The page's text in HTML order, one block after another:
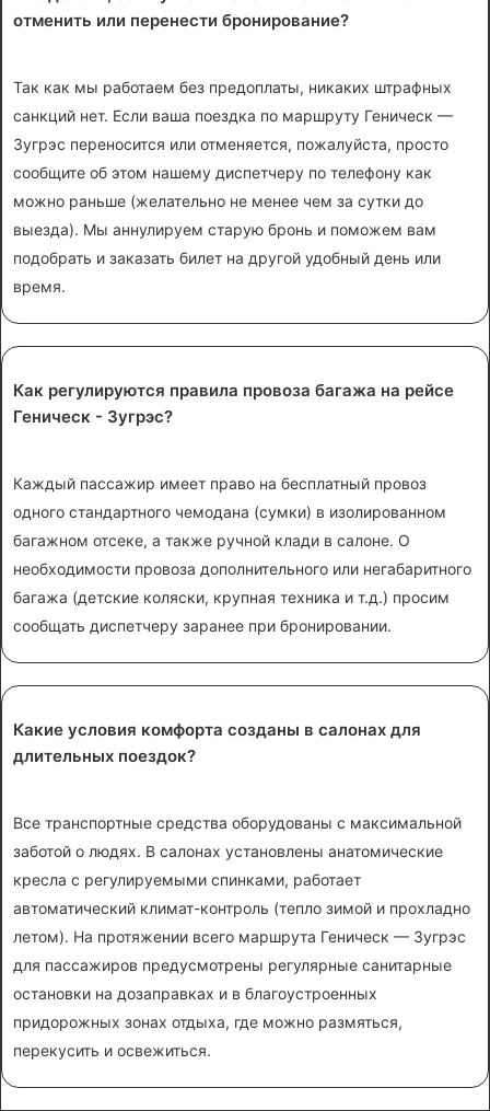
отменить или перенести бронирование?
Так как мы работаем без предоплаты, никаких штрафных
санкций нет. Если ваша поездка по маршруту Геническ —
Зугрэс переносится или отменяется, пожалуйста, просто
сообщите об этом нашему диспетчеру по телефону как
можно раньше (желательно не менее чем за сутки до
выезда). Мы аннулируем старую бронь и поможем вам
подобрать и заказать билет на другой удобный день или
время.
Как регулируются правила провоза багажа на рейсе
Геническ - Зугрэс?
Каждый пассажир имеет право на бесплатный провоз
одного стандартного чемодана (сумки) в изолированном
багажном отсеке, а также ручной клади в салоне. О
необходимости провоза дополнительного или негабаритного
багажа (детские коляски, крупная техника и т.д.) просим
сообщать диспетчеру заранее при бронировании.
Какие условия комфорта созданы в салонах для
длительных поездок?
Все транспортные средства оборудованы с максимальной
заботой о людях. В салонах установлены анатомические
кресла с регулируемыми спинками, работает
автоматический климат-контроль (тепло зимой и прохладно
летом). На протяжении всего маршрута Геническ — Зугрэс
для пассажиров предусмотрены регулярные санитарные
остановки на дозаправках и в благоустроенных
придорожных зонах отдыха, где можно размяться,
перекусить и освежиться.